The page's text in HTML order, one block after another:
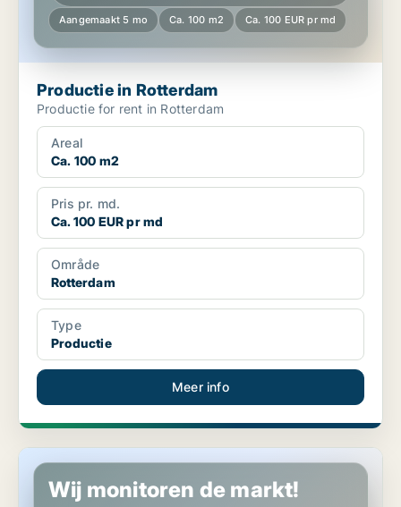
Aangemaakt 5 mo Ca. 100 m2 Ca. 100 EUR pr md
Productie in Rotterdam
Productie for rent in Rotterdam
Areal
Ca. 100 m2
Pris pr. md.
Ca. 100 EUR pr md
Område
Rotterdam
Type
Productie
Meer info
Productie in Rotterdam
Wij monitoren de markt!